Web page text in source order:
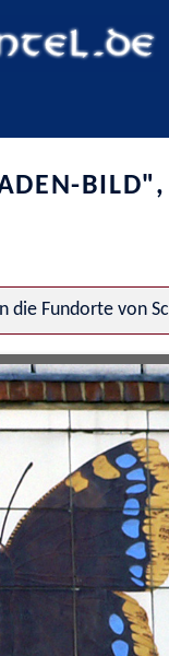
die Fundorte von